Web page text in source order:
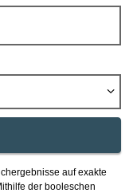
auf exakte
der booleschen